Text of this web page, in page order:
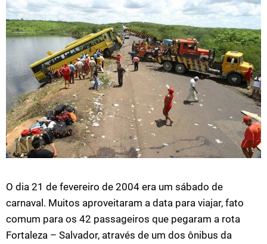
O dia 21 de fevereiro de 2004 era um sábado de
carnaval. Muitos aproveitaram a data para viajar, fato
comum para os 42 passageiros que pegaram a rota
Fortaleza – Salvador, através de um dos ônibus da